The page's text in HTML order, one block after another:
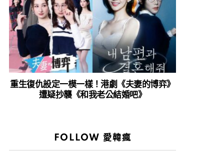
重生復仇設定一模一樣！港劇《夫妻的博弈》
遭疑抄襲《和我老公結婚吧》
FOLLOW 愛韓瘋